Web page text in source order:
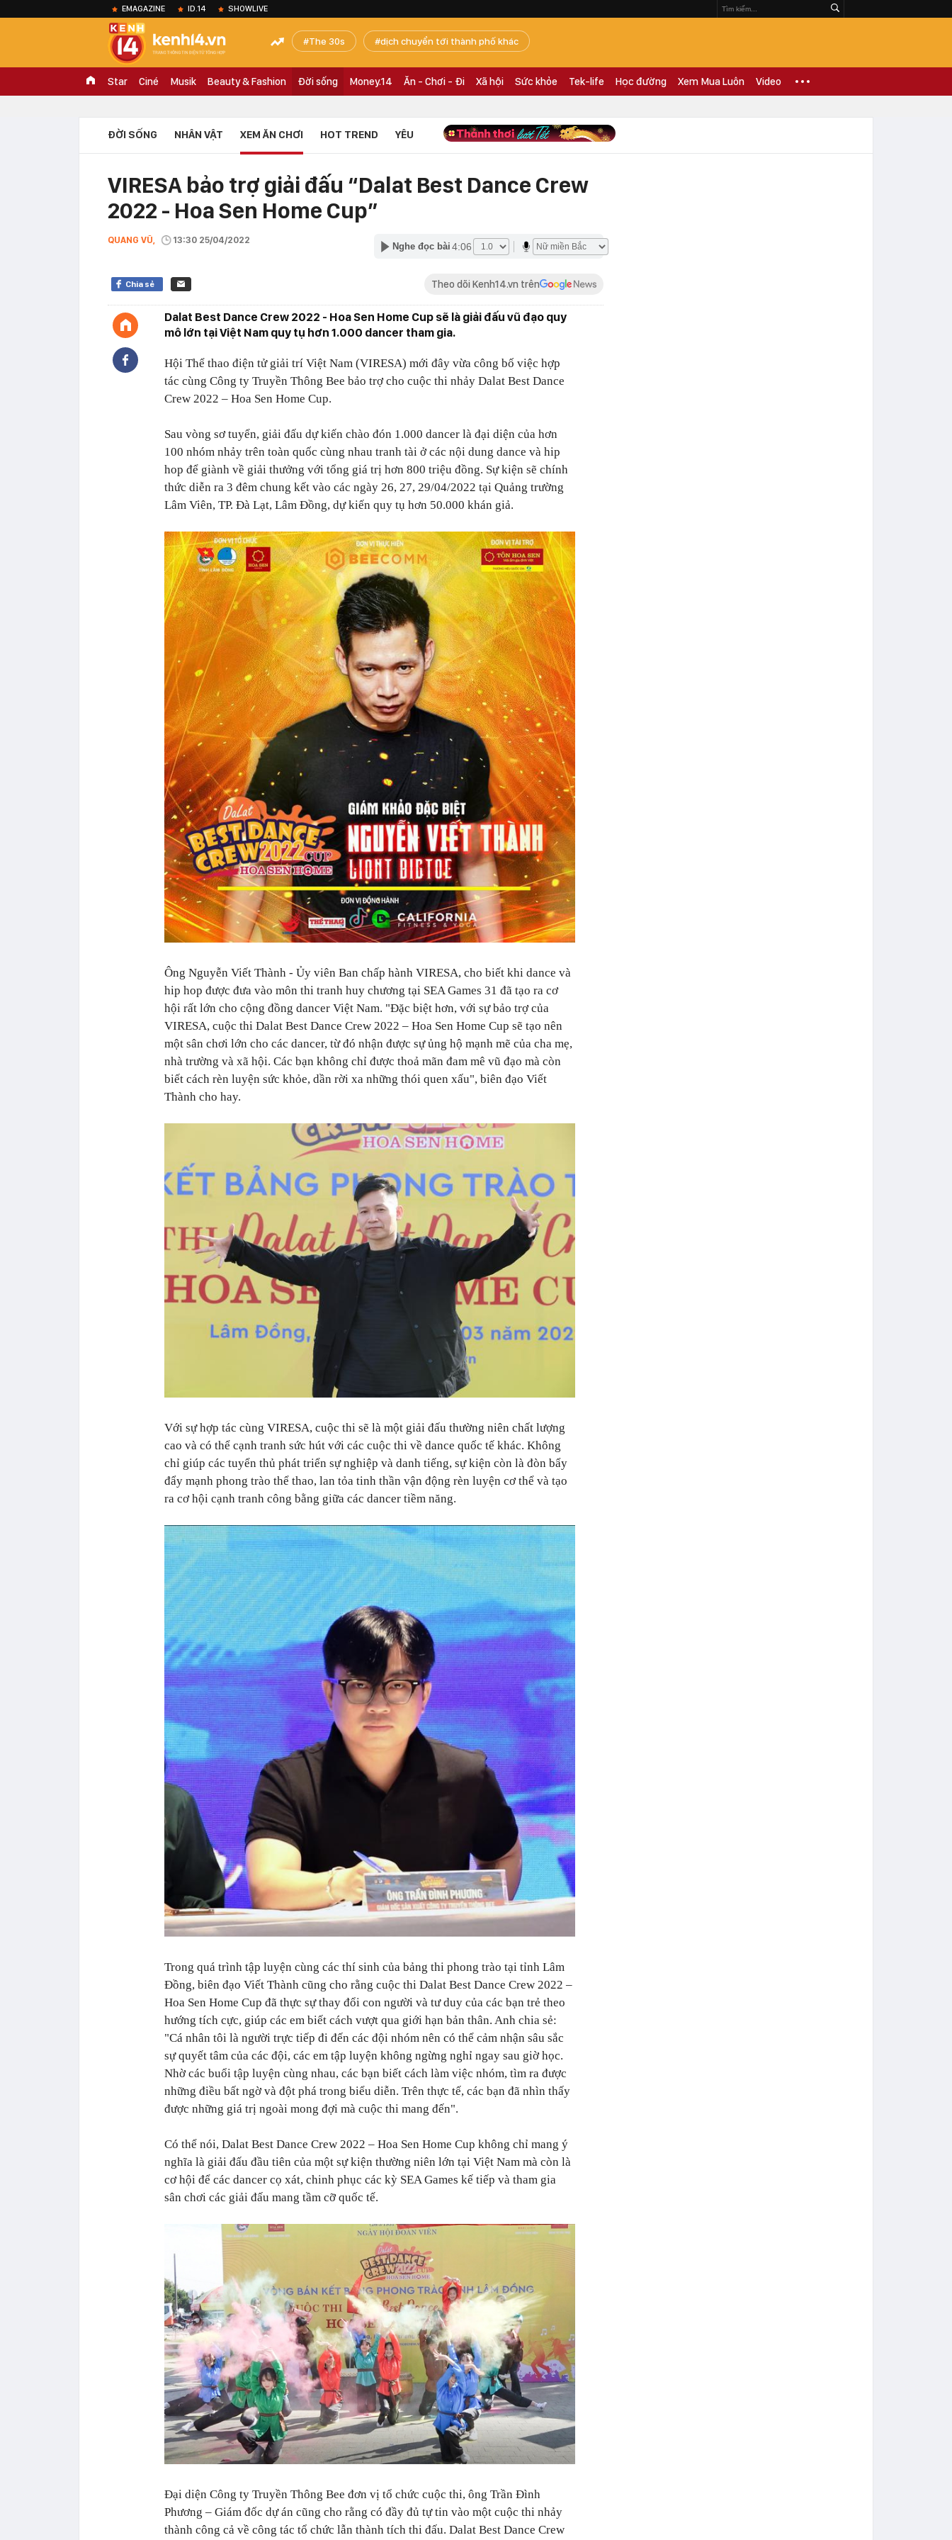
EMAGAZINE ID.14 SHOWLIVE
The 30s dịch chuyển tới thành phố khác
Star Ciné Musik Beauty & Fashion Đời sống Money.14 Ăn - Chơi - Đi Xã hội Sức khỏe Tek-life Học đường Xem Mua Luôn Video
ĐỜI SỐNG NHÂN VẬT XEM ĂN CHƠI HOT TREND YÊU
VIRESA bảo trợ giải đấu “Dalat Best Dance Crew
2022 - Hoa Sen Home Cup”
QUANG VŨ, 13:30 25/04/2022
Nghe đọc bài 4:06
Chia sẻ Theo dõi Kenh14.vn trên
Dalat Best Dance Crew 2022 - Hoa Sen Home Cup sẽ là giải đấu vũ đạo quy
mô lớn tại Việt Nam quy tụ hơn 1.000 dancer tham gia.
Hội Thể thao điện tử giải trí Việt Nam (VIRESA) mới đây vừa công bố việc hợp
tác cùng Công ty Truyền Thông Bee bảo trợ cho cuộc thi nhảy Dalat Best Dance
Crew 2022 – Hoa Sen Home Cup.
Sau vòng sơ tuyển, giải đấu dự kiến chào đón 1.000 dancer là đại diện của hơn
100 nhóm nhảy trên toàn quốc cùng nhau tranh tài ở các nội dung dance và hip
hop để giành về giải thưởng với tổng giá trị hơn 800 triệu đồng. Sự kiện sẽ chính
thức diễn ra 3 đêm chung kết vào các ngày 26, 27, 29/04/2022 tại Quảng trường
Lâm Viên, TP. Đà Lạt, Lâm Đồng, dự kiến quy tụ hơn 50.000 khán giả.
Ông Nguyễn Viết Thành - Ủy viên Ban chấp hành VIRESA, cho biết khi dance và
hip hop được đưa vào môn thi tranh huy chương tại SEA Games 31 đã tạo ra cơ
hội rất lớn cho cộng đồng dancer Việt Nam. "Đặc biệt hơn, với sự bảo trợ của
VIRESA, cuộc thi Dalat Best Dance Crew 2022 – Hoa Sen Home Cup sẽ tạo nên
một sân chơi lớn cho các dancer, từ đó nhận được sự ủng hộ mạnh mẽ của cha mẹ,
nhà trường và xã hội. Các bạn không chỉ được thoả mãn đam mê vũ đạo mà còn
biết cách rèn luyện sức khỏe, dần rời xa những thói quen xấu", biên đạo Viết
Thành cho hay.
Với sự hợp tác cùng VIRESA, cuộc thi sẽ là một giải đấu thường niên chất lượng
cao và có thể cạnh tranh sức hút với các cuộc thi về dance quốc tế khác. Không
chỉ giúp các tuyển thủ phát triển sự nghiệp và danh tiếng, sự kiện còn là đòn bẩy
đẩy mạnh phong trào thể thao, lan tỏa tinh thần vận động rèn luyện cơ thể và tạo
ra cơ hội cạnh tranh công bằng giữa các dancer tiềm năng.
Trong quá trình tập luyện cùng các thí sinh của bảng thi phong trào tại tỉnh Lâm
Đồng, biên đạo Viết Thành cũng cho rằng cuộc thi Dalat Best Dance Crew 2022 –
Hoa Sen Home Cup đã thực sự thay đổi con người và tư duy của các bạn trẻ theo
hướng tích cực, giúp các em biết cách vượt qua giới hạn bản thân. Anh chia sẻ:
"Cá nhân tôi là người trực tiếp đi đến các đội nhóm nên có thể cảm nhận sâu sắc
sự quyết tâm của các đội, các em tập luyện không ngừng nghỉ ngay sau giờ học.
Nhờ các buổi tập luyện cùng nhau, các bạn biết cách làm việc nhóm, tìm ra được
những điều bất ngờ và đột phá trong biểu diễn. Trên thực tế, các bạn đã nhìn thấy
được những giá trị ngoài mong đợi mà cuộc thi mang đến".
Có thể nói, Dalat Best Dance Crew 2022 – Hoa Sen Home Cup không chỉ mang ý
nghĩa là giải đấu đầu tiên của một sự kiện thường niên lớn tại Việt Nam mà còn là
cơ hội để các dancer cọ xát, chinh phục các kỳ SEA Games kế tiếp và tham gia
sân chơi các giải đấu mang tầm cỡ quốc tế.
Đại diện Công ty Truyền Thông Bee đơn vị tổ chức cuộc thi, ông Trần Đình
Phương – Giám đốc dự án cũng cho rằng có đầy đủ tự tin vào một cuộc thi nhảy
thành công cả về công tác tổ chức lẫn thành tích thi đấu. Dalat Best Dance Crew